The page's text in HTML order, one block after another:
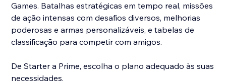
Games. Batalhas estratégicas em tempo real, missões
de ação intensas com desafios diversos, melhorias
poderosas e armas personalizáveis, e tabelas de
classificação para competir com amigos.
De Starter a Prime, escolha o plano adequado às suas
necessidades.